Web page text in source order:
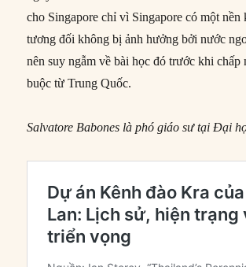
cho Singapore chỉ vì Singapore có một nền
tương đối không bị ảnh hưởng bởi nước
nên suy ngẫm về bài học đó trước khi chấp
buộc từ Trung Quốc.
Salvatore Babones là phó giáo sư tại Đại